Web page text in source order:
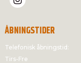
ÅBNINGSTIDER
Telefonisk åbningstid:
Tirs-Fre